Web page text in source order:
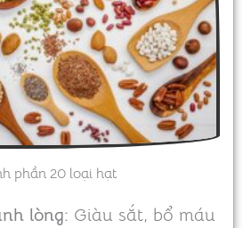
phần 20 loại hạt
lòng: Giàu sắt, bổ máu